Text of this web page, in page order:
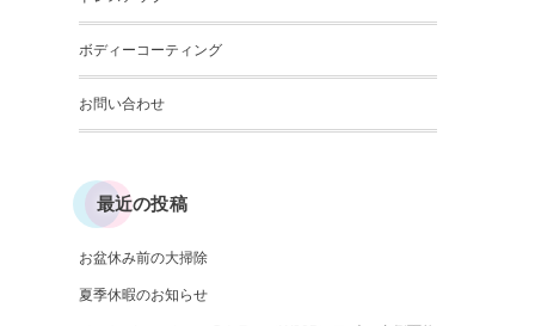
ボディーコーティング
お問い合わせ
最近の投稿
お盆休み前の大掃除
夏季休暇のお知らせ